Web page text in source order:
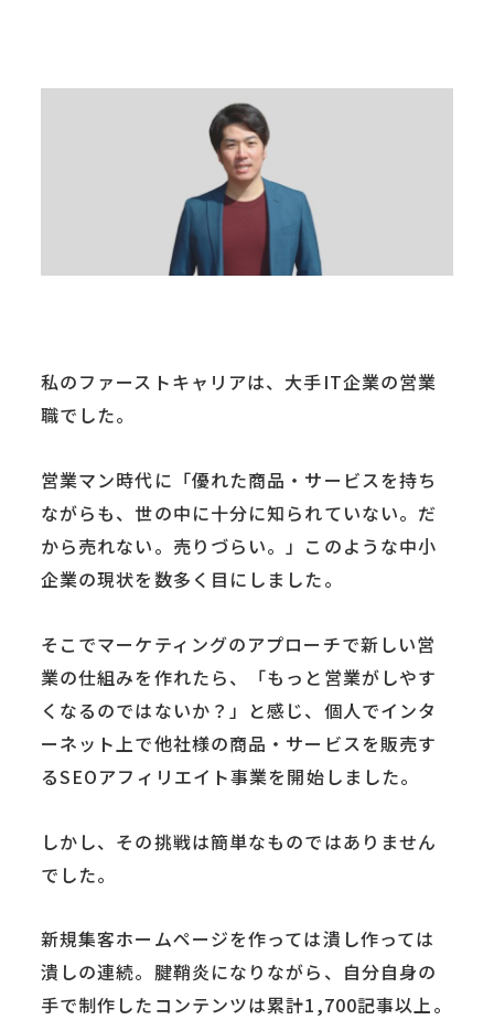
私のファーストキャリアは、大手IT企業の営業
職でした。
営業マン時代に「優れた商品・サービスを持ち
ながらも、世の中に十分に知られていない。だ
から売れない。売りづらい。」このような中小
企業の現状を数多く目にしました。
そこでマーケティングのアプローチで新しい営
業の仕組みを作れたら、「もっと営業がしやす
くなるのではないか？」と感じ、個人でインタ
ーネット上で他社様の商品・サービスを販売す
るSEOアフィリエイト事業を開始しました。
しかし、その挑戦は簡単なものではありません
でした。
新規集客ホームページを作っては潰し作っては
潰しの連続。腱鞘炎になりながら、自分自身の
手で制作したコンテンツは累計1,700記事以上。